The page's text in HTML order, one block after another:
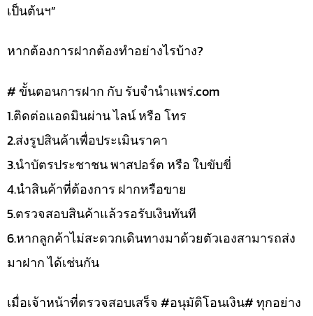
เป็นต้นฯ”
หากต้องการฝากต้องทำอย่างไรบ้าง?
# ขั้นตอนการฝาก กับ รับจำนำแพร่.com
1.ติดต่อแอดมินผ่าน ไลน์ หรือ โทร
2.ส่งรูปสินค้าเพื่อประเมินราคา
3.นำบัตรประชาชน พาสปอร์ต หรือ ใบขับขี่
4.นำสินค้าที่ต้องการ ฝากหรือขาย
5.ตรวจสอบสินค้าแล้วรอรับเงินทันที
6.หากลูกค้าไม่สะดวกเดินทางมาด้วยตัวเองสามารถส่ง
มาฝาก ได้เช่นกัน
เมื่อเจ้าหน้าที่ตรวจสอบเสร็จ #อนุมัติโอนเงิน# ทุกอย่าง